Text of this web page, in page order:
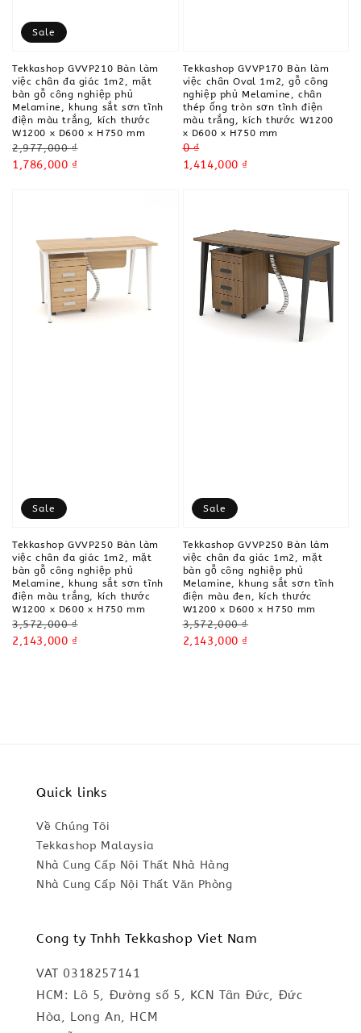
Sale
Tekkashop GVVP210 Bàn làm
việc chân đa giác 1m2, mặt
bàn gỗ công nghiệp phủ
Melamine, khung sắt sơn tĩnh
điện màu trắng, kích thước
W1200 x D600 x H750 mm
Regular
price
2,977,000 ₫
Sale
1,786,000 ₫
Tekkashop GVVP170 Bàn làm
việc chân Oval 1m2, gỗ công
nghiệp phủ Melamine, chân
thép ống tròn sơn tĩnh điện
màu trắng, kích thước W1200
x D600 x H750 mm
Regular
price
0 ₫
Sale
1,414,000 ₫
Sale
Tekkashop GVVP250 Bàn làm
việc chân đa giác 1m2, mặt
bàn gỗ công nghiệp phủ
Melamine, khung sắt sơn tĩnh
điện màu trắng, kích thước
W1200 x D600 x H750 mm
Regular
price
3,572,000 ₫
Sale
2,143,000 ₫
Sale
Tekkashop GVVP250 Bàn làm
việc chân đa giác 1m2, mặt
bàn gỗ công nghiệp phủ
Melamine, khung sắt sơn tĩnh
điện màu đen, kích thước
W1200 x D600 x H750 mm
Regular
price
3,572,000 ₫
Sale
2,143,000 ₫
Quick links
Về Chúng Tôi
Tekkashop Malaysia
Nhà Cung Cấp Nội Thất Nhà Hàng
Nhà Cung Cấp Nội Thất Văn Phòng
Cong ty Tnhh Tekkashop Viet Nam
VAT 0318257141
HCM: Lô 5, Đường số 5, KCN Tân Đức, Đức
Hòa, Long An, HCM